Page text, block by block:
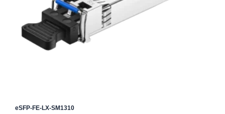
eSFP-FE-LX-SM1310